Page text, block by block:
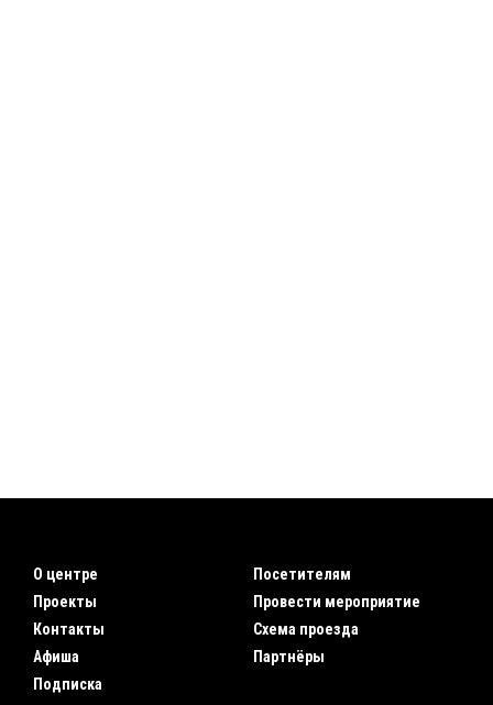
О центре
Проекты
Контакты
Афиша
Подписка
Посетителям
Провести мероприятие
Схема проезда
Партнёры